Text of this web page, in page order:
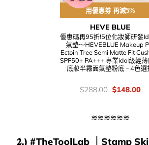
用優惠劵 再減5%
HEVE BLUE
優惠碼再95折!5位化妝師研發
氣墊～HEVEBLUE Makeup
Ectoin Tree Semi Matte Fit
SPF50+ PA+++ 專業idol級輕
底妝半霧面氣墊粉底 – 4色選
價
錢：
$288.00 Original
price
$148.00
≋≋≋≋≋≋
𝟐.) #TheToolLab
Stamp